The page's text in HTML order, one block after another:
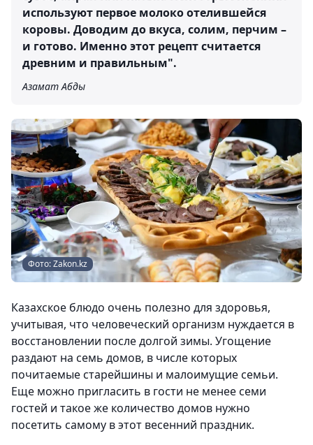
используют первое молоко отелившейся
коровы. Доводим до вкуса, солим, перчим –
и готово. Именно этот рецепт считается
древним и правильным".
Азамат Абды
Фото: Zakon.kz
Казахское блюдо очень полезно для здоровья,
учитывая, что человеческий организм нуждается в
восстановлении после долгой зимы. Угощение
раздают на семь домов, в числе которых
почитаемые старейшины и малоимущие семьи.
Еще можно пригласить в гости не менее семи
гостей и такое же количество домов нужно
посетить самому в этот весенний праздник.